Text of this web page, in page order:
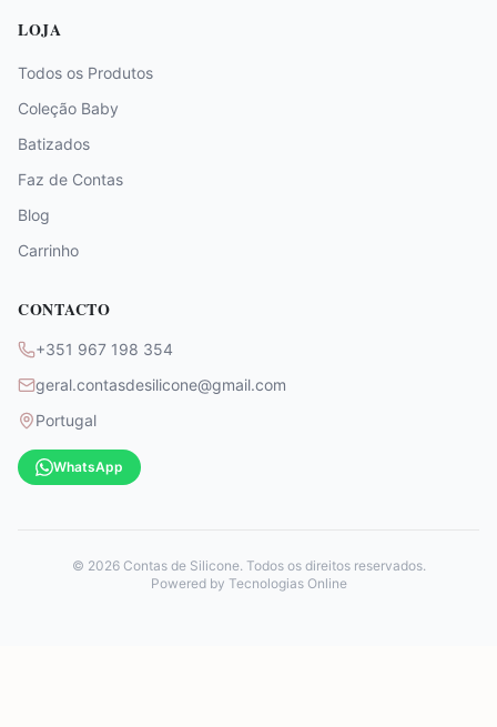
LOJA
Todos os Produtos
Coleção Baby
Batizados
Faz de Contas
Blog
Carrinho
CONTACTO
+351 967 198 354
geral.contasdesilicone@gmail.com
Portugal
WhatsApp
© 2026Contas de Silicone. Todos os direitos reservados.
Powered by Tecnologias Online